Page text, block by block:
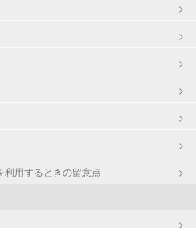
利用するときの留意点